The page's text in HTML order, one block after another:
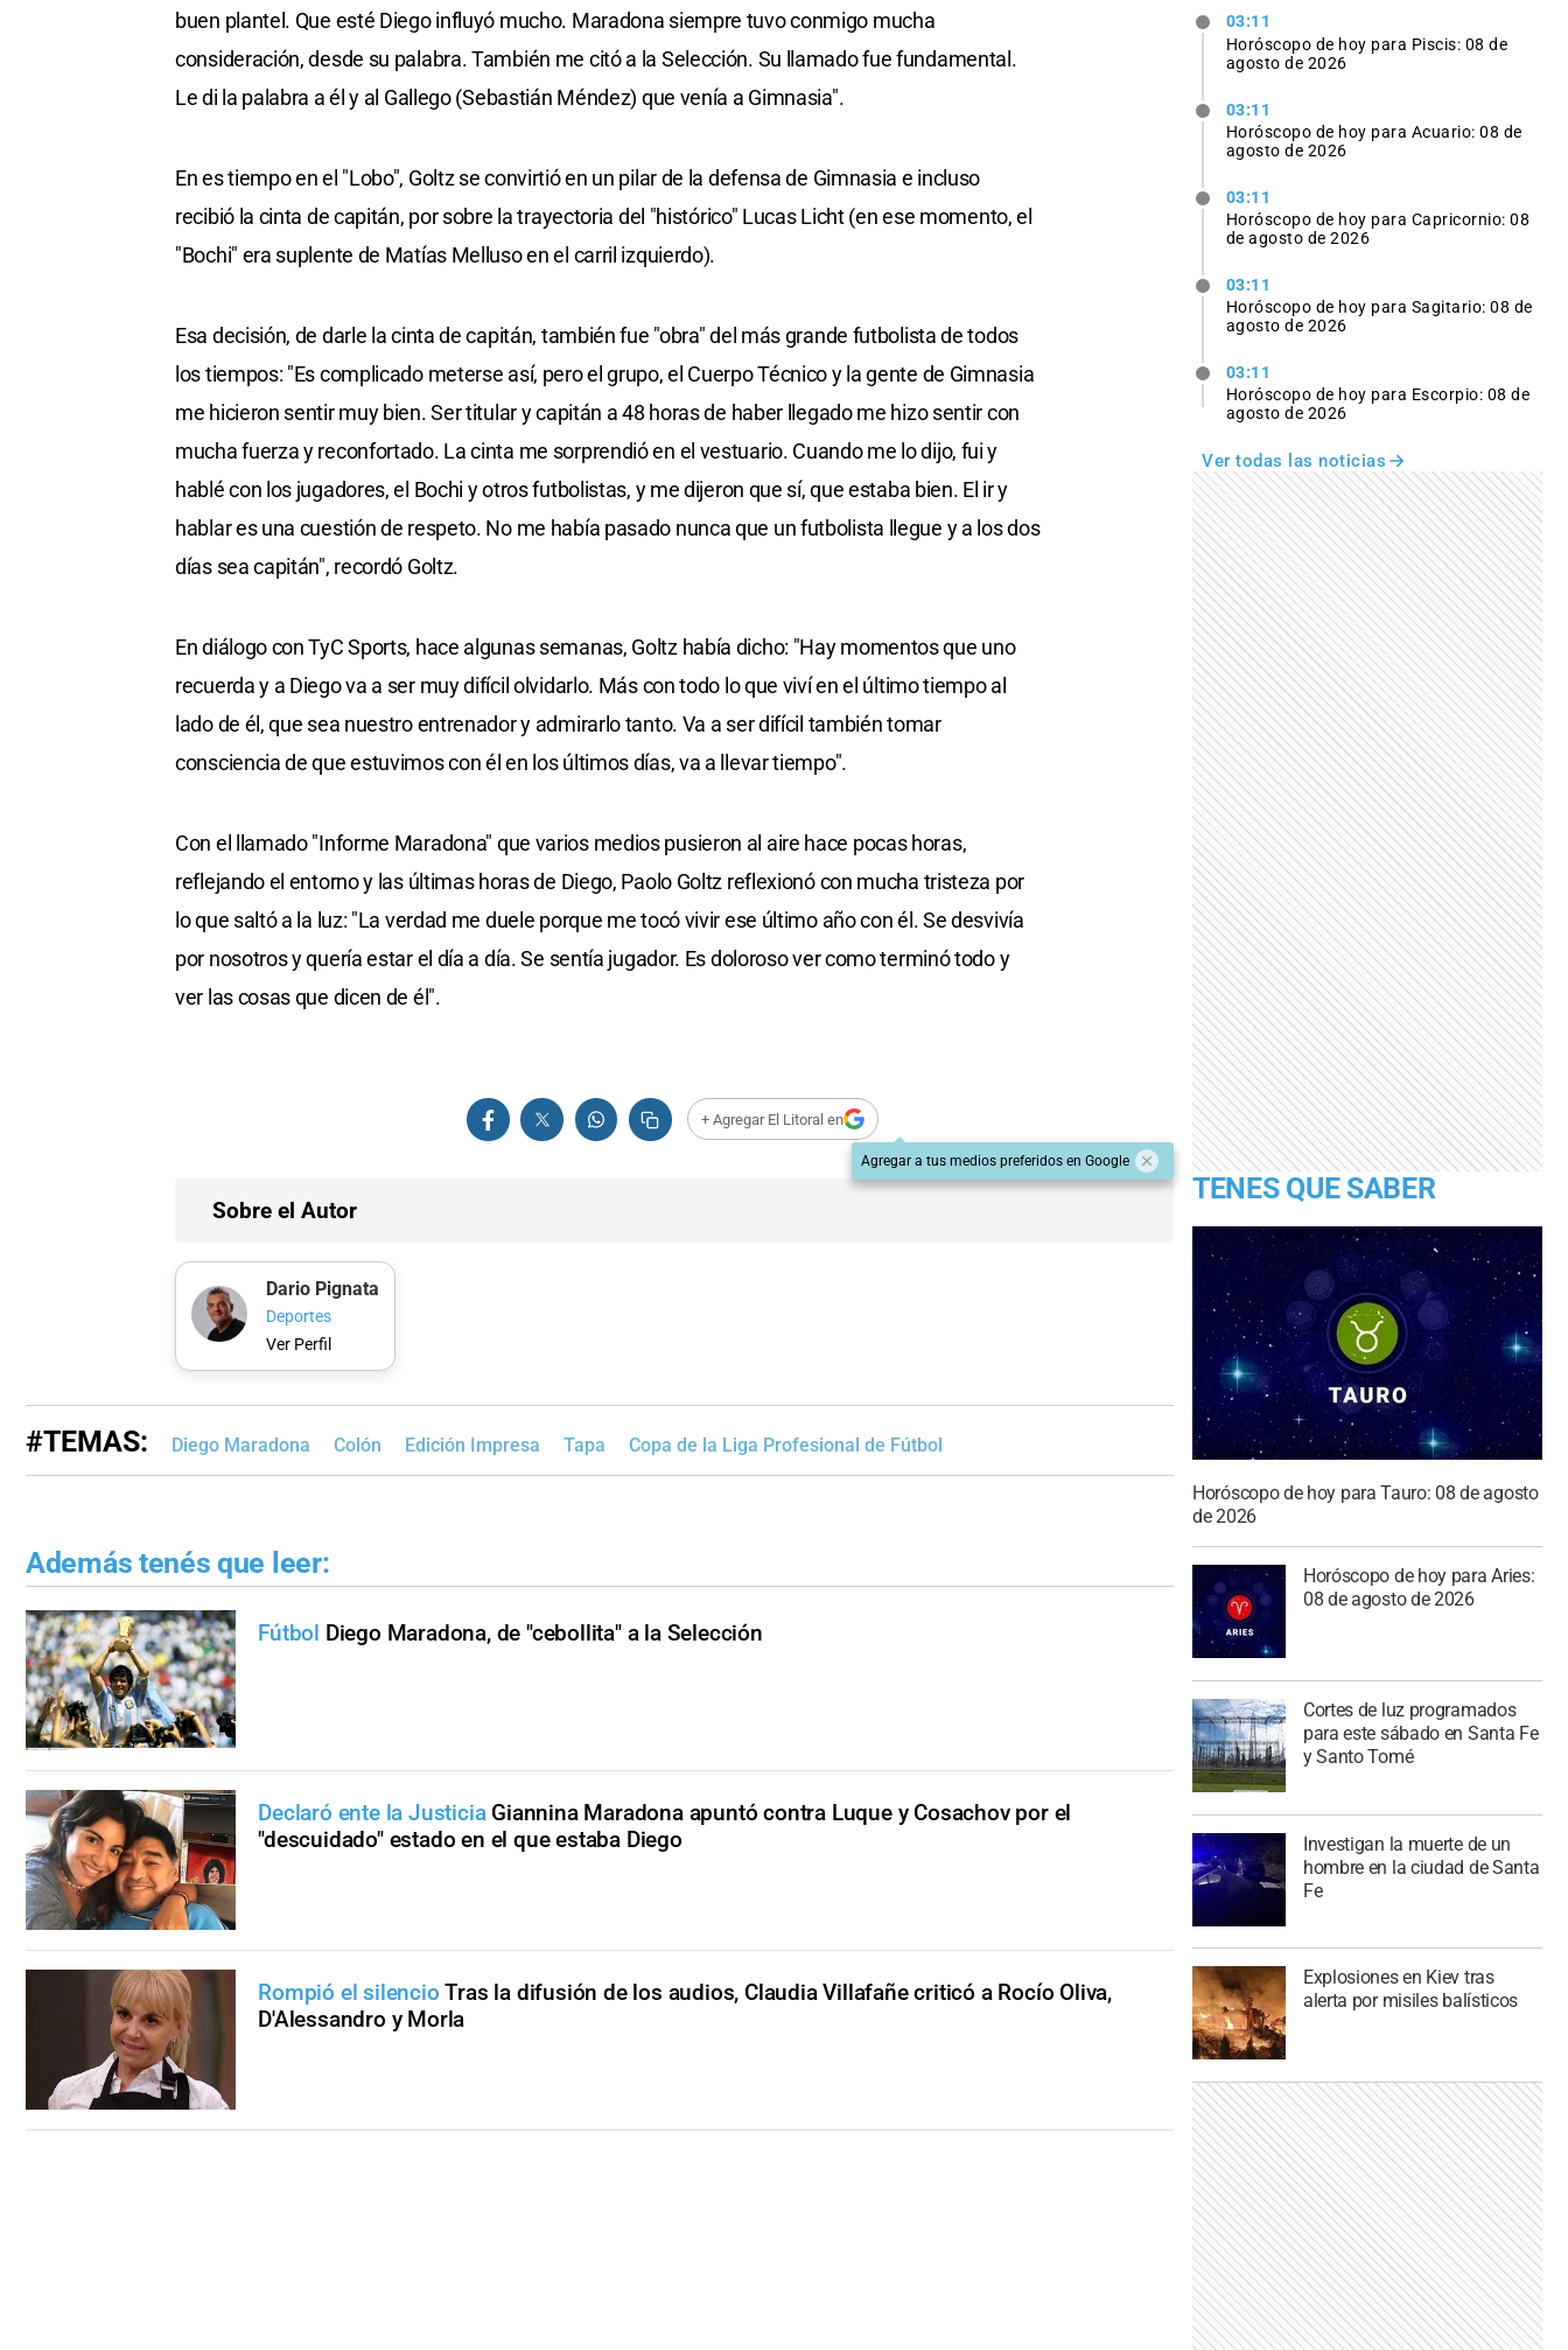
buen plantel. Que esté Diego influyó mucho. Maradona siempre tuvo conmigo mucha
consideración, desde su palabra. También me citó a la Selección. Su llamado fue fundamental.
Le di la palabra a él y al Gallego (Sebastián Méndez) que venía a Gimnasia".
En es tiempo en el "Lobo", Goltz se convirtió en un pilar de la defensa de Gimnasia e incluso
recibió la cinta de capitán, por sobre la trayectoria del "histórico" Lucas Licht (en ese momento, el
"Bochi" era suplente de Matías Melluso en el carril izquierdo).
Esa decisión, de darle la cinta de capitán, también fue "obra" del más grande futbolista de todos
los tiempos: "Es complicado meterse así, pero el grupo, el Cuerpo Técnico y la gente de Gimnasia
me hicieron sentir muy bien. Ser titular y capitán a 48 horas de haber llegado me hizo sentir con
mucha fuerza y reconfortado. La cinta me sorprendió en el vestuario. Cuando me lo dijo, fui y
hablé con los jugadores, el Bochi y otros futbolistas, y me dijeron que sí, que estaba bien. El ir y
hablar es una cuestión de respeto. No me había pasado nunca que un futbolista llegue y a los dos
días sea capitán", recordó Goltz.
En diálogo con TyC Sports, hace algunas semanas, Goltz había dicho: "Hay momentos que uno
recuerda y a Diego va a ser muy difícil olvidarlo. Más con todo lo que viví en el último tiempo al
lado de él, que sea nuestro entrenador y admirarlo tanto. Va a ser difícil también tomar
consciencia de que estuvimos con él en los últimos días, va a llevar tiempo".
Con el llamado "Informe Maradona" que varios medios pusieron al aire hace pocas horas,
reflejando el entorno y las últimas horas de Diego, Paolo Goltz reflexionó con mucha tristeza por
lo que saltó a la luz: "La verdad me duele porque me tocó vivir ese último año con él. Se desvivía
por nosotros y quería estar el día a día. Se sentía jugador. Es doloroso ver como terminó todo y
ver las cosas que dicen de él".
+ Agregar El Litoral en
Agregar a tus medios preferidos en Google
Sobre el Autor
Dario Pignata
Deportes
Ver Perfil
#TEMAS: Diego Maradona Colón Edición Impresa Tapa Copa de la Liga Profesional de Fútbol
Además tenés que leer:
Fútbol Diego Maradona, de "cebollita" a la Selección
Declaró ente la Justicia Giannina Maradona apuntó contra Luque y Cosachov por el
"descuidado" estado en el que estaba Diego
Rompió el silencio Tras la difusión de los audios, Claudia Villafañe criticó a Rocío Oliva,
D'Alessandro y Morla
03:11
Horóscopo de hoy para Piscis: 08 de
agosto de 2026
03:11
Horóscopo de hoy para Acuario: 08 de
agosto de 2026
03:11
Horóscopo de hoy para Capricornio: 08
de agosto de 2026
03:11
Horóscopo de hoy para Sagitario: 08 de
agosto de 2026
03:11
Horóscopo de hoy para Escorpio: 08 de
agosto de 2026
Ver todas las noticias
TENES QUE SABER
Horóscopo de hoy para Tauro: 08 de agosto
de 2026
Horóscopo de hoy para Aries:
08 de agosto de 2026
Cortes de luz programados
para este sábado en Santa Fe
y Santo Tomé
Investigan la muerte de un
hombre en la ciudad de Santa
Fe
Explosiones en Kiev tras
alerta por misiles balísticos